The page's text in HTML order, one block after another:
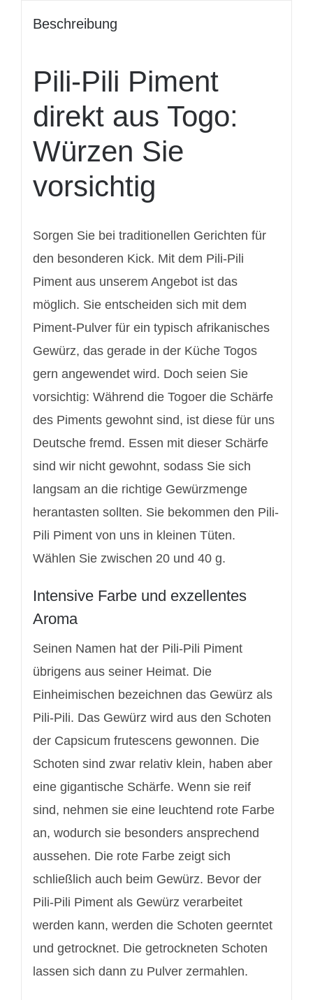
Beschreibung
Pili-Pili Piment
direkt aus Togo:
Würzen Sie
vorsichtig
Sorgen Sie bei traditionellen Gerichten für
den besonderen Kick. Mit dem Pili-Pili
Piment aus unserem Angebot ist das
möglich. Sie entscheiden sich mit dem
Piment-Pulver für ein typisch afrikanisches
Gewürz, das gerade in der Küche Togos
gern angewendet wird. Doch seien Sie
vorsichtig: Während die Togoer die Schärfe
des Piments gewohnt sind, ist diese für uns
Deutsche fremd. Essen mit dieser Schärfe
sind wir nicht gewohnt, sodass Sie sich
langsam an die richtige Gewürzmenge
herantasten sollten. Sie bekommen den Pili-
Pili Piment von uns in kleinen Tüten.
Wählen Sie zwischen 20 und 40 g.
Intensive Farbe und exzellentes
Aroma
Seinen Namen hat der Pili-Pili Piment
übrigens aus seiner Heimat. Die
Einheimischen bezeichnen das Gewürz als
Pili-Pili. Das Gewürz wird aus den Schoten
der Capsicum frutescens gewonnen. Die
Schoten sind zwar relativ klein, haben aber
eine gigantische Schärfe. Wenn sie reif
sind, nehmen sie eine leuchtend rote Farbe
an, wodurch sie besonders ansprechend
aussehen. Die rote Farbe zeigt sich
schließlich auch beim Gewürz. Bevor der
Pili-Pili Piment als Gewürz verarbeitet
werden kann, werden die Schoten geerntet
und getrocknet. Die getrockneten Schoten
lassen sich dann zu Pulver zermahlen.